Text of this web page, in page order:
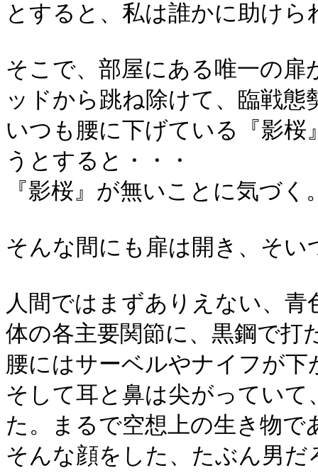
とすると、私は誰かに助け
そこで、部屋にある唯一の
ッドから跳ね除けて、臨戦態
いつも腰に下げている『影
うとすると・・・
『影桜』が無いことに気づく
そんな間にも扉は開き、そ
人間ではまずありえない、青
体の各主要関節に、黒鋼で打
腰にはサーベルやナイフが下
そして耳と鼻は尖がってい
た。まるで空想上の生き物
そんな顔をした、たぶん男